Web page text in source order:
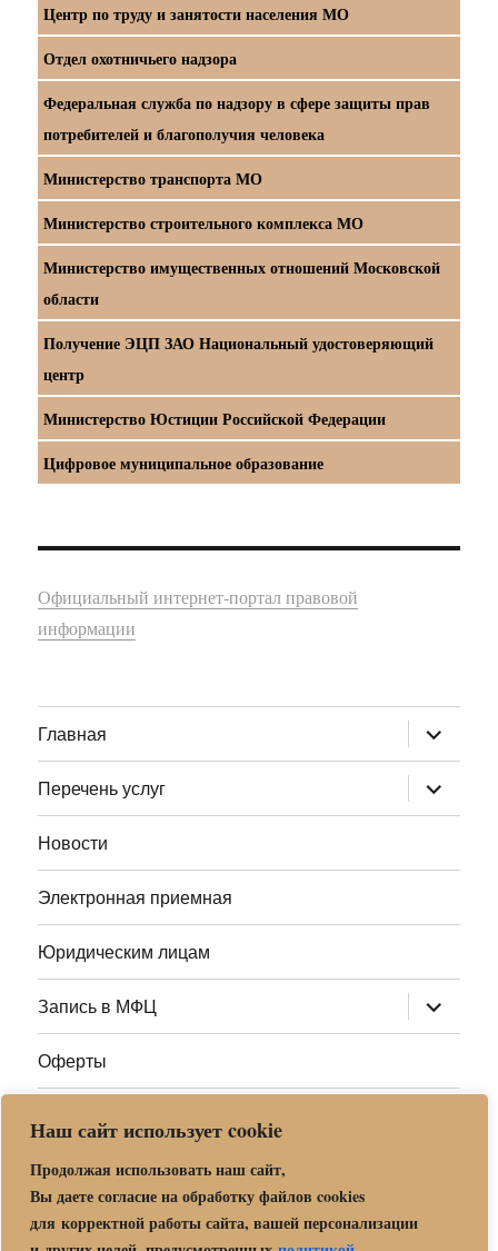
Наш сайт использует cookie
Продолжая использовать наш сайт,
Вы даете согласие на обработку файлов cookies
для корректной работы сайта, вашей персонализации
Центр по труду и занятости населения МО
Отдел охотничьего надзора
Федеральная служба по надзору в сфере защиты прав
потребителей и благополучия человека
Министерство транспорта МО
Министерство строительного комплекса МО
Министерство имущественных отношений Московской
области
Получение ЭЦП ЗАО Национальный удостоверяющий
центр
Министерство Юстиции Российской Федерации
Цифровое муниципальное образование
Официальный интернет-портал правовой
информации
Главная раскрыть
дочернее
меню
Перечень услуг
раскрыть
дочернее
меню
Новости
Электронная приемная
Юридическим лицам
Запись в МФЦ раскрыть
дочернее
меню
Оферты
Адреса МФЦ МО